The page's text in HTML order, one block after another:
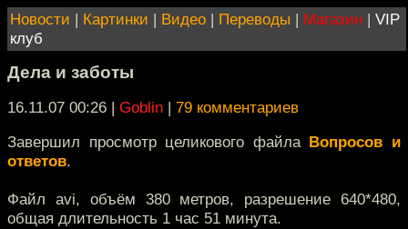
Новости | Картинки | Видео | Переводы | Магазин | VIP
клуб
Дела и заботы
16.11.07 00:26 | Goblin | 79 комментариев
Завершил просмотр целикового файла Вопросов и
ответов.
Файл avi, объём 380 метров, разрешение 640*480,
общая длительность 1 час 51 минута.